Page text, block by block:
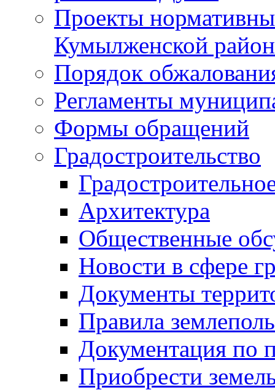
Проекты
Кумылженской
Порядок
Регламенты
Формы обращений
Градостроительство
Архитектура
Общественные
Новости в сфере
Документы
Правила
Документация по
Приобрести